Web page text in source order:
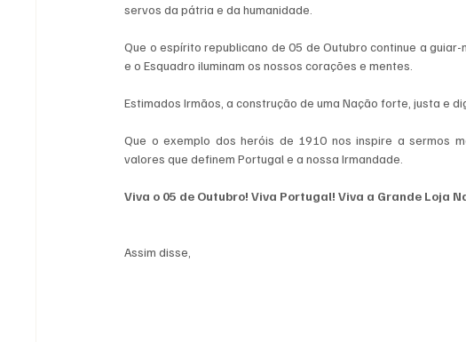
servos da pátria e da humanidade.
Que o espírito republicano de 05 de Outubro continue a
e o Esquadro iluminam os nossos corações e mentes.
Estimados Irmãos, a construção de uma Nação forte, justa e
Que o exemplo dos heróis de 1910 nos inspire a sermos
valores que definem Portugal e a nossa Irmandade.
Viva o 05 de Outubro! Viva Portugal! Viva a Grande Loja
Assim disse,